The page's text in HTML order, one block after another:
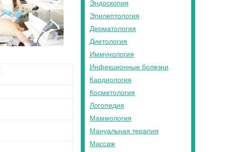
Эндоскопия
Эпилептология
Дерматология
Диетология
Иммунология
Инфекционные болезни
Кардиология
Косметология
Логопедия
Маммология
Мануальная терапия
Массаж